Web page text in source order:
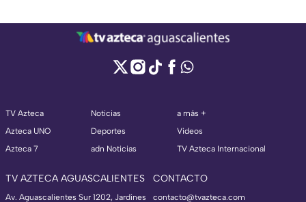
TV Azteca
Azteca UNO
Azteca 7
Noticias
Deportes
adn Noticias
a más +
Videos
TV Azteca Internacional
TV AZTECA AGUASCALIENTES
Av. Aguascalientes Sur 1202, Jardines
CONTACTO
contacto@tvazteca.com